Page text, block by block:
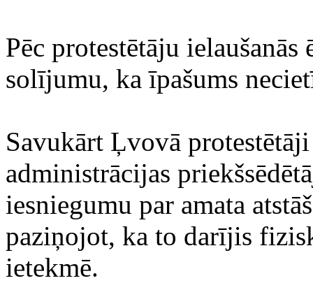
Pēc protestētāju
solījumu, ka īpašums
Savukārt Ļvovā
administrācijas
iesniegumu par amata
paziņojot, ka to darījis
ietekmē.